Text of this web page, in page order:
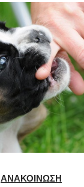
ΑΝΑΚΟΙΝΩΣΗ